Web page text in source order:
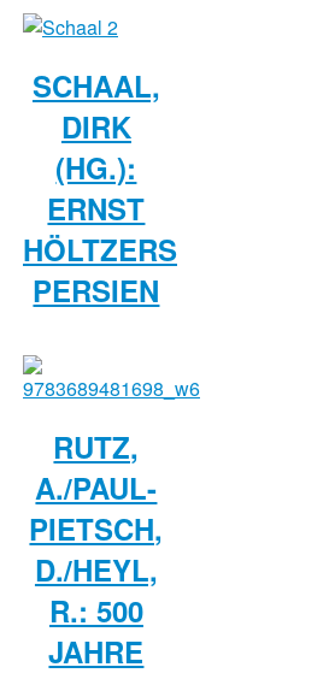
SCHAAL,
DIRK
(HG.):
ERNST
HÖLTZERS
PERSIEN
RUTZ,
A./PAUL-
PIETSCH,
D./HEYL,
R.: 500
JAHRE